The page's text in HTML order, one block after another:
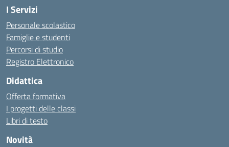
I Servizi
Personale scolastico
Famiglie e studenti
Percorsi di studio
Registro Elettronico
Didattica
Offerta formativa
I progetti delle classi
Libri di testo
Novità